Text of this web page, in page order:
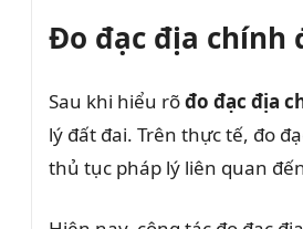
Đo đạc địa chính
Sau khi hiểu rõđo đạc địa
lý đất đai. Trên thực tế, đo
thủ tục pháp lý liên quan